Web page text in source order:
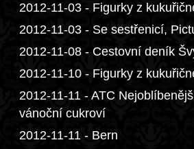
2012-11-03 - Figurky z
2012-11-03 - Se sestřenicí,
2012-11-08 - Cestovní deník
2012-11-10 - Figurky z
2012-11-11 - ATC
vánoční cukroví
2012-11-11 - Bern